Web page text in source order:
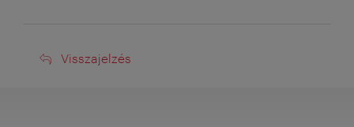
Visszajelzés
Visszajelzés